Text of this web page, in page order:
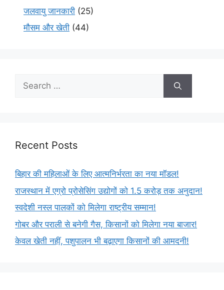
जलवायु जानकारी (25)
मौसम और खेती (44)
Recent Posts
बिहार की महिलाओं के लिए आत्मनिर्भरता का नया मॉडल!
राजस्थान में एग्रो प्रोसेसिंग उद्योगों को 1.5 करोड़ तक अनुदान!
स्वदेशी नस्ल पालकों को मिलेगा राष्ट्रीय सम्मान!
गोबर और पराली से बनेगी गैस, किसानों को मिलेगा नया बाजार!
केवल खेती नहीं, पशुपालन भी बढ़ाएगा किसानों की आमदनी!